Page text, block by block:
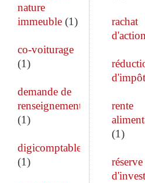
nature
immeuble(1)
co-voiturage
(1)
demande de
renseignements
(1)
digicomptable
(1)
rachat
d'impôt
rente
(1)
réserve